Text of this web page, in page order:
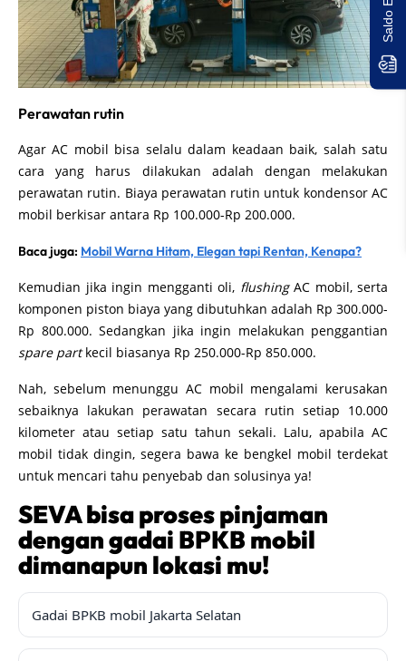
Perawatan rutin
Agar AC mobil bisa selalu dalam keadaan baik, salah satu
cara yang harus dilakukan adalah dengan melakukan
perawatan rutin. Biaya perawatan rutin untuk kondensor AC
mobil berkisar antara Rp 100.000-Rp 200.000.
Baca juga: Mobil Warna Hitam, Elegan tapi Rentan, Kenapa?
Kemudian jika ingin mengganti oli, flushing AC mobil, serta
komponen piston biaya yang dibutuhkan adalah Rp 300.000-
Rp 800.000. Sedangkan jika ingin melakukan penggantian
spare partkecil biasanya Rp 250.000-Rp 850.000.
Nah, sebelum menunggu AC mobil mengalami kerusakan
sebaiknya lakukan perawatan secara rutin setiap 10.000
kilometer atau setiap satu tahun sekali. Lalu, apabila AC
mobil tidak dingin, segera bawa ke bengkel mobil terdekat
untuk mencari tahu penyebab dan solusinya ya!
SEVA bisa proses pinjaman
dengan gadai BPKB mobil
dimanapun lokasi mu!
Gadai BPKB mobil Jakarta Selatan